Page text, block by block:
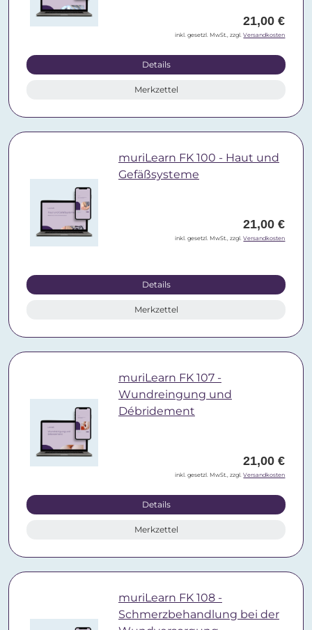
21,00 €
inkl. gesetzl. MwSt., zzgl.Versandkosten
Details
Merkzettel
muriLearn FK 100 - Haut und
Gefäßsysteme
21,00 €
inkl. gesetzl. MwSt., zzgl.Versandkosten
Details
Merkzettel
muriLearn FK 107 -
Wundreingung und
Débridement
21,00 €
inkl. gesetzl. MwSt., zzgl.Versandkosten
Details
Merkzettel
muriLearn FK 108 -
Schmerzbehandlung bei der